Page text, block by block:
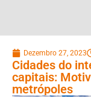
Dezembro 27, 2023
Cidades do
capitais:
metrópoles